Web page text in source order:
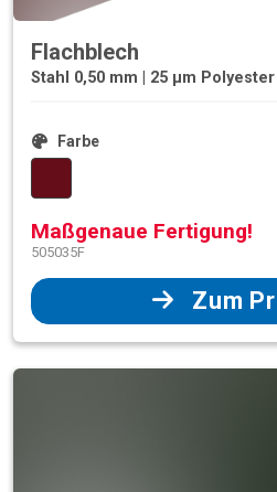
Flachblech
Stahl 0,50 mm | 25 µm
Farbe
Maßgenaue Fertigung!
505035F
Zum